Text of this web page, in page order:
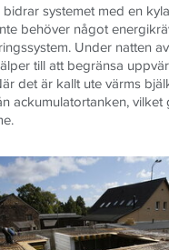
systemet med en
behöver något
Under natten
till att begränsa
det är kallt ute värms
ackumulatortanken,